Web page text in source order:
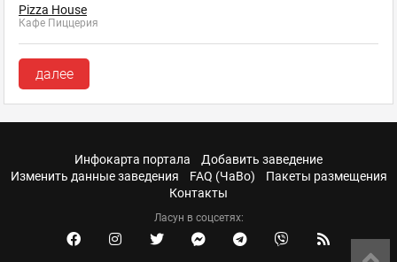
Pizza House
Кафе Пиццерия
далее
Инфокарта портала
Добавить заведение
Изменить данные заведения
FAQ (ЧаВо)
Пакеты размещения
Контакты
Ласун в соцсетях: